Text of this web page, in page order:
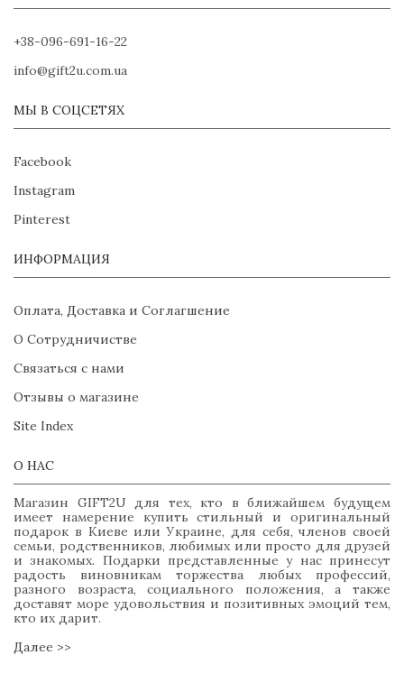
+38-096-691-16-22
info@gift2u.com.ua
МЫ В СОЦСЕТЯХ
Facebook
Instagram
Pinterest
ИНФОРМАЦИЯ
Оплата, Доставка и Соглагшение
О Сотрудничистве
Связаться с нами
Отзывы о магазине
Site Index
О НАС
Магазин GIFT2U для тех, кто в ближайшем будущем
имеет намерение купить стильный и оригинальный
подарок в Киеве или Украине, для себя, членов своей
семьи, родственников, любимых или просто для друзей
и знакомых. Подарки представленные у нас принесут
радость виновникам торжества любых профессий,
разного возраста, социального положения, а также
доставят море удовольствия и позитивных эмоций тем,
кто их дарит.
Далее >>